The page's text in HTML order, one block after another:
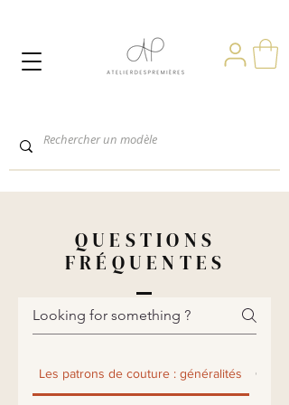
QUESTIONS
FRÉQUENTES
Les patrons de couture : généralités